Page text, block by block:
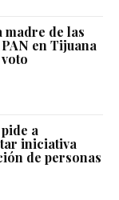
madre de las
en Tijuana
a
iniciativa
de personas